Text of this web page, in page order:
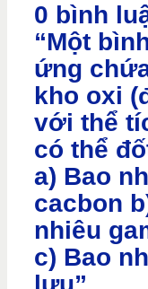
0 bình
“Một
ứng
kho oxi
với thể
có thể
a) Bao
cacbon
nhiêu
c) Bao